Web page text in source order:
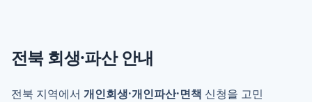
전북회생·파산 안내
전북 지역에서 개인회생·개인파산·면책 신청을 고민